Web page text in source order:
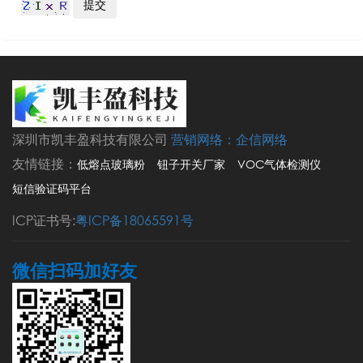
深圳市凯丰盈科技有限公司 营销网络： 企信网络
友情链接： 低熔点玻璃粉 钮子开关厂家
VOC气体检测仪
短信验证码平台
ICP证书号:粤ICP备18065591号
微信扫码加好友